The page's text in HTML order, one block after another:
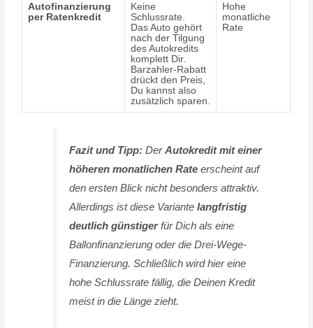
Autofinanzierung
per Ratenkredit
Keine
Schlussrate.
Das Auto gehört
nach der Tilgung
des Autokredits
komplett Dir.
Barzahler-Rabatt
drückt den Preis,
Du kannst also
zusätzlich sparen.
Hohe
monatliche
Rate
Fazit und Tipp: DerAutokredit mit einer
höheren monatlichen Rate erscheint auf
den ersten Blick nicht besonders attraktiv.
Allerdings ist diese Variantelangfristig
deutlich günstigerfür Dich als eine
Ballonfinanzierung oder die Drei-Wege-
Finanzierung. Schließlich wird hier eine
hohe Schlussrate fällig, die Deinen Kredit
meist in die Länge zieht.